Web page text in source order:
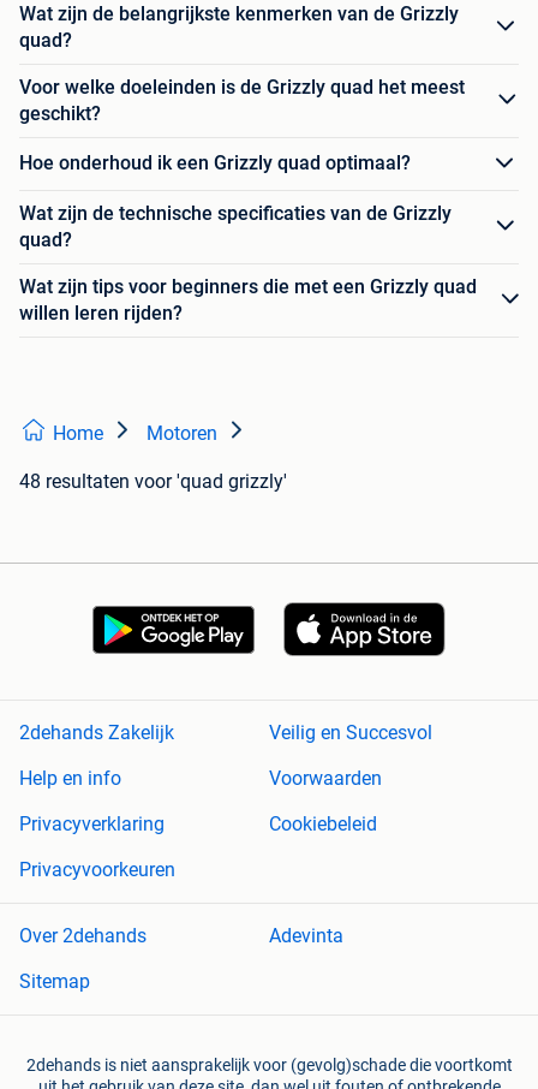
Wat zijn de belangrijkste kenmerken van de Grizzly
quad?
Voor welke doeleinden is de Grizzly quad het meest
geschikt?
Hoe onderhoud ik een Grizzly quad optimaal?
Wat zijn de technische specificaties van de Grizzly
quad?
Wat zijn tips voor beginners die met een Grizzly quad
willen leren rijden?
Home Motoren
48 resultaten voor 'quad grizzly'
2dehands Zakelijk
Veilig en Succesvol
Help en info
Voorwaarden
Privacyverklaring
Cookiebeleid
Privacyvoorkeuren
Over 2dehands
Adevinta
Sitemap
2dehands is niet aansprakelijk voor (gevolg)schade die voortkomt